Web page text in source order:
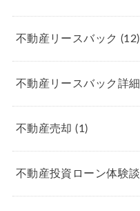
不動産リースバック (12)
不動産リースバック詳細
不動産売却(1)
不動産投資ローン体験談